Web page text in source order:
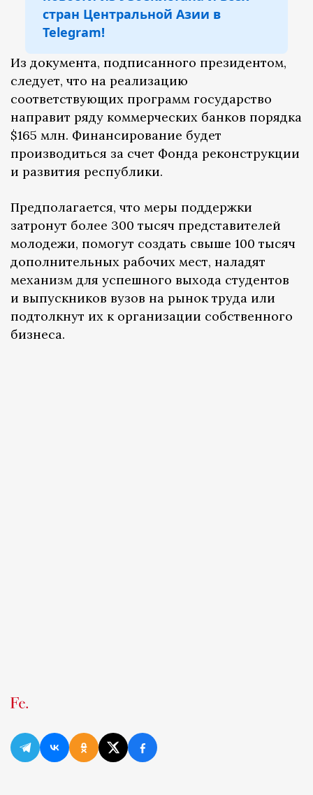
стран Центральной Азии в
Telegram!
Из документа, подписанного президентом,
следует, что на реализацию
соответствующих программ государство
направит ряду коммерческих банков порядка
$165 млн. Финансирование будет
производиться за счет Фонда реконструкции
и развития республики.
Предполагается, что меры поддержки
затронут более 300 тысяч представителей
молодежи, помогут создать свыше 100 тысяч
дополнительных рабочих мест, наладят
механизм для успешного выхода студентов
и выпускников вузов на рынок труда или
подтолкнут их к организации собственного
бизнеса.